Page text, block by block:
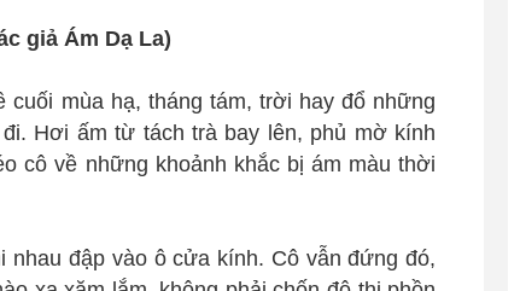
giả Ám Dạ La)
mùa hạ, tháng tám, trời hay đổ những
Hơi ấm từ tách trà bay lên, phủ mờ kính
cô về những khoảnh khắc bị ám màu thời
đập vào ô cửa kính. Cô vẫn đứng đó,